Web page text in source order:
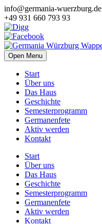
info@germania-wuerzburg.de
+49 931 660 793 93
Open Menu
Start
Über uns
Das Haus
Geschichte
Semesterprogramm
Germanenfete
Aktiv werden
Kontakt
Start
Über uns
Das Haus
Geschichte
Semesterprogramm
Germanenfete
Aktiv werden
Kontakt